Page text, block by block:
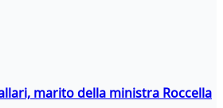
marito della ministra Roccella